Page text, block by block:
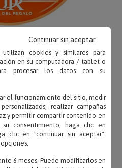
24/07/2025
cookies y similares para
en su computadora / tablet o
procesar los datos con su
el funcionamiento del sitio, medir
realizar campañas
y permitir compartir contenido en
consentimiento, haga clic en
clic en "continuar sin aceptar".
6 meses. Puede modificarlos en
Continuar sin aceptar